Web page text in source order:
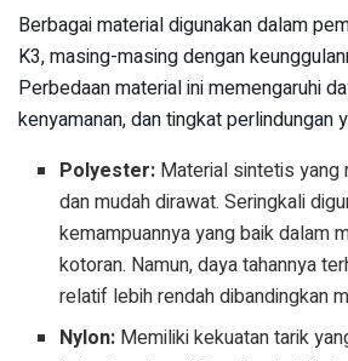
Berbagai material digunakan dalam
K3, masing-masing dengan
Perbedaan material ini memengaruhi
kenyamanan, dan tingkat perlindungan
Polyester: Material sintetis yang
dan mudah dirawat. Seringkali
kemampuannya yang baik dalam
kotoran. Namun, daya tahannya
relatif lebih rendah dibandingkan
Nylon: Memiliki kekuatan tarik